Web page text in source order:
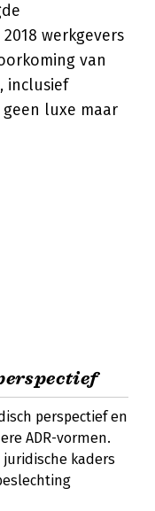
werkgevers
van
inclusief
geen luxe maar
perspectief en
ADR-vormen.
kaders